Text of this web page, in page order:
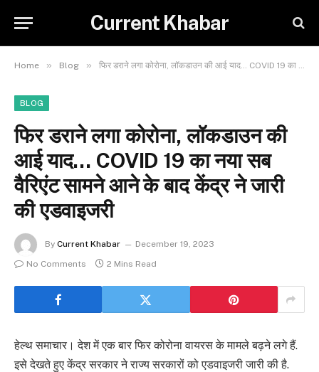
Current Khabar
Home » Blog » फिर डराने लगा कोरोना, लॉकडाउन की आई याद… COVID 19 का नया सब वैरिएंट सामने आने के बाद केंद्र ने जारी की एडवाइजरी
BLOG
फिर डराने लगा कोरोना, लॉकडाउन की
आई याद… COVID 19 का नया सब
वैरिएंट सामने आने के बाद केंद्र ने जारी
की एडवाइजरी
By Current Khabar
December 19, 2023
No Comments
2 Mins Read
हेल्थ समाचार। देश में एक बार फिर कोरोना वायरस के मामले बढ़ने लगे हैं.
इसे देखते हुए केंद्र सरकार ने राज्य सरकारों को एडवाइजरी जारी की है.